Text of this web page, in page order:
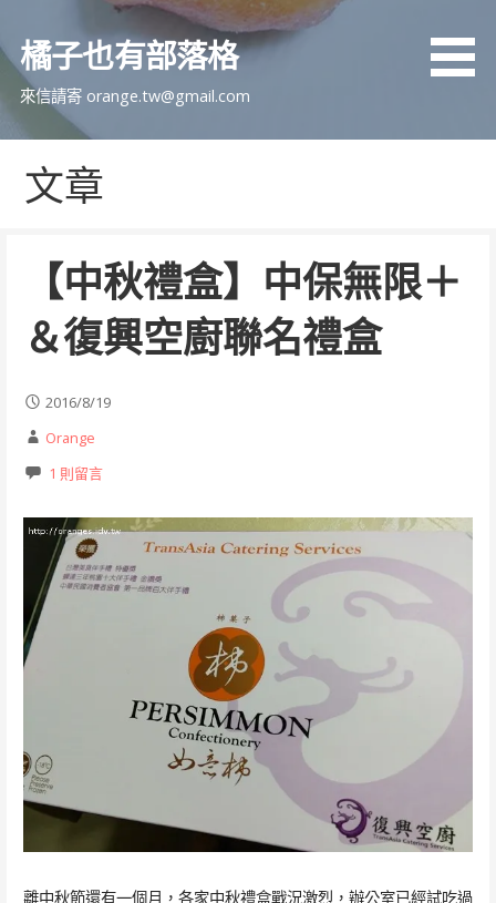
主 橘子也有部落格
來信請寄 orange.tw@gmail.com
文章
【中秋禮盒】中保無限＋
＆復興空廚聯名禮盒
2016/8/19
Orange
1 則留言
離中秋節還有一個月，各家中秋禮盒戰況激烈，辦公室已經試吃過